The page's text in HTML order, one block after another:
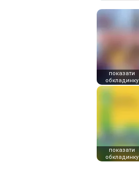
показати
обкладинку
показати
обкладинку